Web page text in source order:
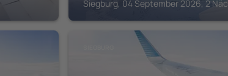
Siegburg, 04 September 2026, 2